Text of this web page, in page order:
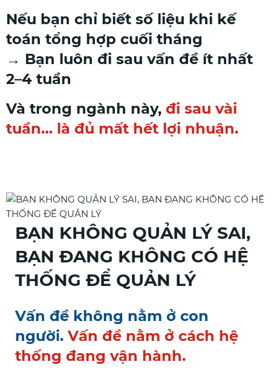
Nếu bạn chỉ biết số liệu khi kế
toán tổng hợp cuối tháng
→ Bạn luôn đi sau vấn đề ít nhất
2–4 tuần
Và trong ngành này, đi sau vài
tuần… là đủ mất hết lợi nhuận.
BẠN KHÔNG QUẢN LÝ SAI,
BẠN ĐANG KHÔNG CÓ HỆ
THỐNG ĐỂ QUẢN LÝ
Vấn đề không nằm ở con
người. Vấn đề nằm ở cách hệ
thống đang vận hành.